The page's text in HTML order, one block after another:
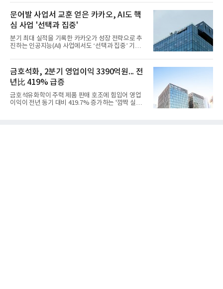
어갔다.롯데케미칼이 2026년 2분기 연결 기준 매출
액 5조6864억원, 영업이익 1101억원을 기록했다고 7
일 밝혔다. 사업별로는 기초화학 부문(롯데케미칼 기
초소재사업·LC타이탄·LC USA·롯데대산석화)이 매
출 3조9403억원, 영업이익 23억원을 기록했다. 정기
보수 영향과 원료 가격 변동에 따른 래깅 효과로 전분
기 대비 수익성은 둔화됐지만 흑자 전환 흐름을 유지
우호적인 환율 효과
문어발 사업서 교훈 얻은 카카오, AI도 핵
심 사업 '선택과 집중'
분기 최대 실적을 기록한 카카오가 성장 전략으로 추
진하는 인공지능(AI) 사업에서도 ‘선택과 집중’ 기조
라 투자에 나서는 것과 달리, 카카오는 ‘카카오톡’이
라는 플랫폼 경쟁력을 활용한 AI 에이전트 서비스에
집중하는 전략이다. 과거 무리한 사업 확장 과정에서
겪었던 시행착오를 되풀이하지 않고 핵심 역량에 집
중하겠다는 취지로 풀이된다.7일 업계에 따르면 카카
오는 올해 2분기 연결 기준 매출 2조985억원, 영업이
익 2770억원을 기록했다. 전년 동기 대비 매출과 영업
금호석화, 2분기 영업이익 3390억원... 전
년比 419% 급증
금호석유화학이 주력 제품 판매 호조에 힘입어 영업
이익이 전년 동기 대비 419.7% 증가하는 '깜짝 실